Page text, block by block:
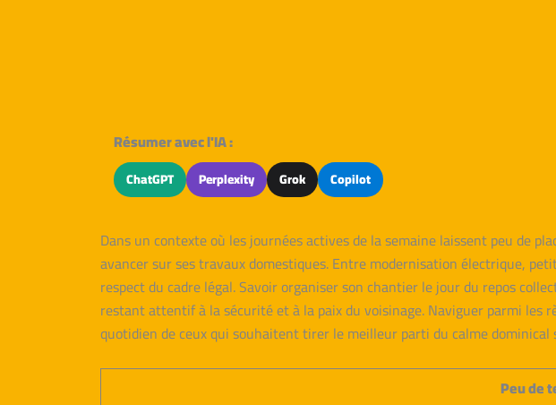
Résumer avec l'IA :
ChatGPT Perplexity Grok Copilot
Dans un contexte où les journées actives de la semaine laissent peu de
avancer sur ses travaux domestiques. Entre modernisation électrique,
respect du cadre légal. Savoir organiser son chantier le jour du repos
restant attentif à la sécurité et à la paix du voisinage. Naviguer parmi
quotidien de ceux qui souhaitent tirer le meilleur parti du calme
Peu de